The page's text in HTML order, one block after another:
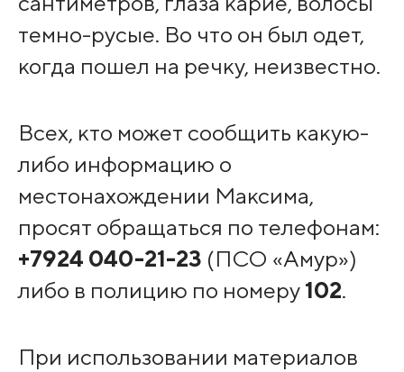
темно-русые. Во что он был одет,
когда пошел на речку, неизвестно.
Всех, кто может сообщить какую-
либо информацию о
местонахождении Максима,
просят обращаться по телефонам:
+7924 040-21-23 (ПСО «Амур»)
либо в полицию по номеру 102.
При использовании материалов